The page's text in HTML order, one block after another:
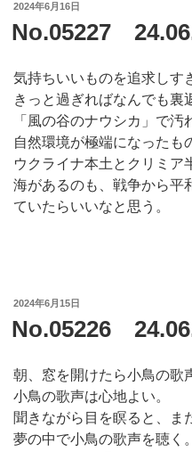
投
日:
2024年6月16日
No.05227
気持ちいいものを追求しす
きっと過ぎればなんでも裏
「風の谷のナウシカ」で
自然環境が極端になったも
ウクライナ本土とクリミア
海があるのも、戦争から平
ていたらいいなと思う。
投
日:
2024年6月15日
No.05226
朝、窓を開けたら小鳥の歌
小鳥の歌声は心地よい。
聞きながら目を瞑ると、ま
夢の中で小鳥の歌声を聴く。